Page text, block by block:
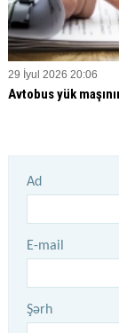
29 İyul 2026 20:06
Avtobus yük
Ad
E-mail
Şərh